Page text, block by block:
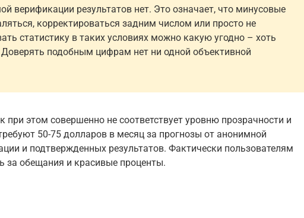
верификации результатов нет. Это означает, что минусовые
корректироваться задним числом или просто не
статистику в таких условиях можно какую угодно – хоть
подобным цифрам нет ни одной объективной
при этом совершенно не соответствует уровню прозрачности и
50-75 долларов в месяц за прогнозы от анонимной
и подтвержденных результатов. Фактически пользователям
за обещания и красивые проценты.